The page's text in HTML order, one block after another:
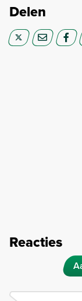
Delen
Reacties